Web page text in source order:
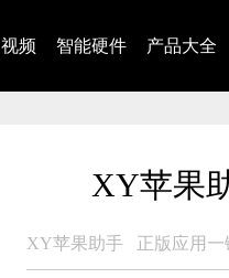
视频 智能硬件 产品大全
XY苹果
XY苹果助手 正版应用一